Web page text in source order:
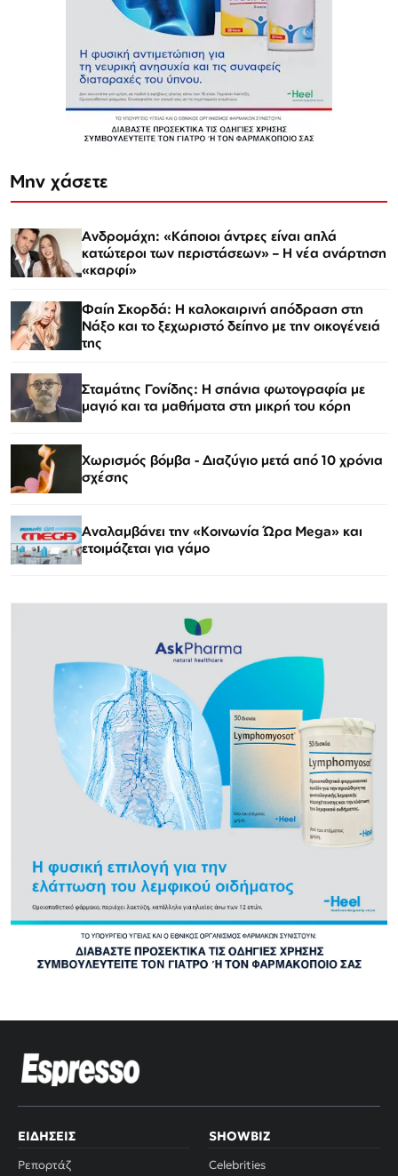
Μην χάσετε
Ανδρομάχη: «Κάποιοι άντρες είναι απλά
κατώτεροι των περιστάσεων» – Η νέα ανάρτηση
«καρφί»
Φαίη Σκορδά: Η καλοκαιρινή απόδραση στη
Νάξο και το ξεχωριστό δείπνο με την οικογένειά
της
Σταμάτης Γονίδης: Η σπάνια φωτογραφία με
μαγιό και τα μαθήματα στη μικρή του κόρη
Χωρισμός βόμβα - Διαζύγιο μετά από 10 χρόνια
σχέσης
Αναλαμβάνει την «Κοινωνία Ώρα Mega» και
ετοιμάζεται για γάμο
ΕΙΔΉΣΕΙΣ
Ρεπορτάζ
SHOWBIZ
Celebrities